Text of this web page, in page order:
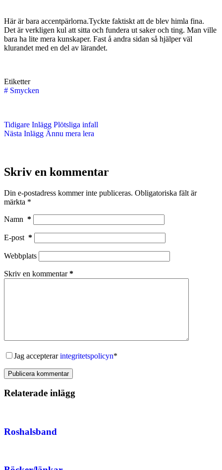
Här är bara accentpärlorna.Tyckte faktiskt att de blev himla fina.
Det är verkligen kul att sitta och fundera ut saker och ting. Man ville
bara ha lite mera kunskaper. Fast å andra sidan så hjälper väl
klurandet med en del av lärandet.
Etiketter
# Smycken
Tidigare Inlägg Plötsliga infall
Nästa Inlägg Ännu mera lera
Skriv en kommentar
Din e-postadress kommer inte publiceras. Obligatoriska fält är
märkta *
Namn *
E-post *
Webbplats
Skriv en kommentar*
Jag accepterarintegritetspolicyn*
Publicera kommentar
Relaterade inlägg
Roshalsband